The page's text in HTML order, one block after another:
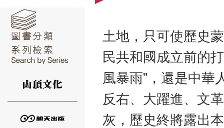
⑥
土地，只可使歷史
民共和國成立前的
風暴雨”，還是中華
反右、大躍進、文
灰，歷史終將露出